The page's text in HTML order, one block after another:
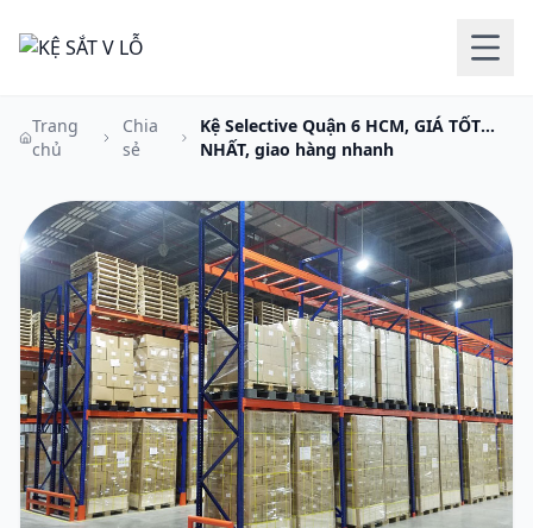
Trang
chủ
Chia
sẻ
Kệ Selective Quận 6 HCM, GIÁ TỐT
NHẤT, giao hàng nhanh